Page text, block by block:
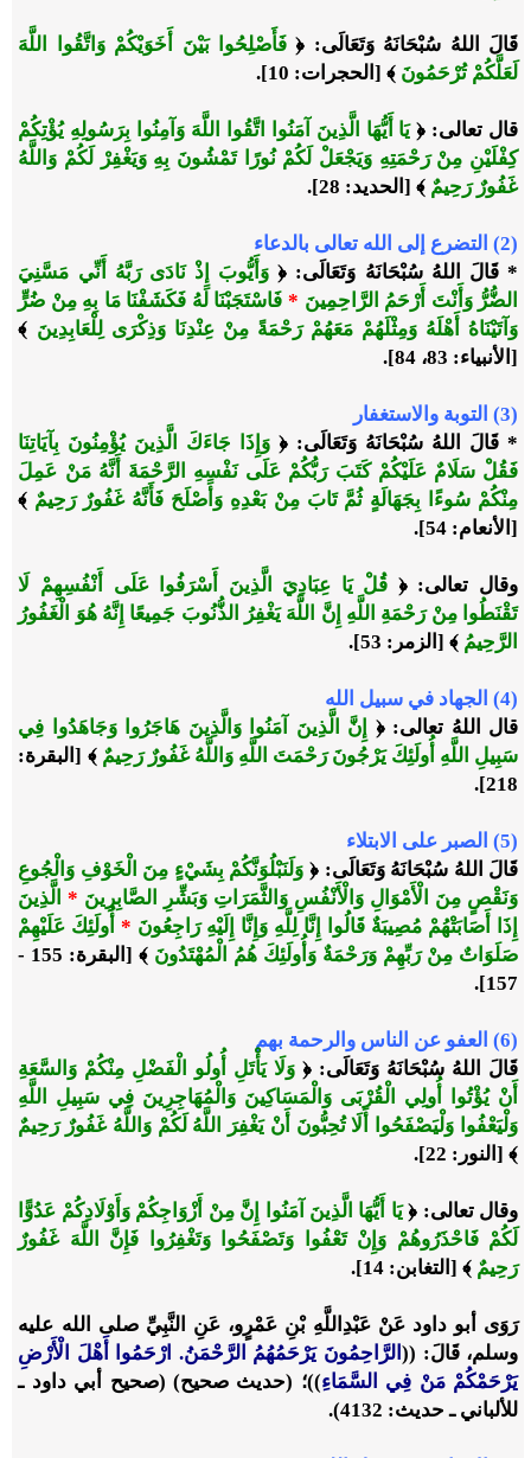
قَالَ اللهُ سُبْحَانَهُ وَتَعَالَى: ﴿ فَأَصْلِحُوا بَيْنَ أَخَوَيْكُمْ وَاتَّقُوا اللَّهَ
لَعَلَّكُمْ تُرْحَمُونَ ﴾ [الحجرات: 10].
قال تعالى: ﴿يَا أَيُّهَا الَّذِينَ آمَنُوا اتَّقُوا اللَّهَ وَآمِنُوا بِرَسُولِهِ يُؤْتِكُمْ
كِفْلَيْنِ مِنْ رَحْمَتِهِ وَيَجْعَلْ لَكُمْ نُورًا تَمْشُونَ بِهِ وَيَغْفِرْ لَكُمْ وَاللَّهُ
غَفُورٌ رَحِيمٌ ﴾ [الحديد: 28].
(2) التضرع إلى الله تعالى بالدعاء
* قَالَ اللهُ سُبْحَانَهُ وَتَعَالَى: ﴿ وَأَيُّوبَ إِذْ نَادَى رَبَّهُ أَنِّي مَسَّنِيَ
الضُّرُّ وَأَنْتَ أَرْحَمُ الرَّاحِمِينَ * فَاسْتَجَبْنَا لَهُ فَكَشَفْنَا مَا بِهِ مِنْ ضُرٍّ
وَآتَيْنَاهُ أَهْلَهُ وَمِثْلَهُمْ مَعَهُمْ رَحْمَةً مِنْ عِنْدِنَا وَذِكْرَى لِلْعَابِدِينَ ﴾
[الأنبياء: 83، 84].
(3) التوبة والاستغفار
* قَالَ اللهُ سُبْحَانَهُ وَتَعَالَى: ﴿ وَإِذَا جَاءَكَ الَّذِينَ يُؤْمِنُونَ بِآيَاتِنَا
فَقُلْ سَلَامٌ عَلَيْكُمْ كَتَبَ رَبُّكُمْ عَلَى نَفْسِهِ الرَّحْمَةَ أَنَّهُ مَنْ عَمِلَ
مِنْكُمْ سُوءًا بِجَهَالَةٍ ثُمَّ تَابَ مِنْ بَعْدِهِ وَأَصْلَحَ فَأَنَّهُ غَفُورٌ رَحِيمٌ ﴾
[الأنعام: 54].
وقال تعالى: ﴿ قُلْ يَا عِبَادِيَ الَّذِينَ أَسْرَفُوا عَلَى أَنْفُسِهِمْ لَا
تَقْنَطُوا مِنْ رَحْمَةِ اللَّهِ إِنَّ اللَّهَ يَغْفِرُ الذُّنُوبَ جَمِيعًا إِنَّهُ هُوَ الْغَفُورُ
الرَّحِيمُ ﴾ [الزمر: 53].
(4) الجهاد في سبيل الله
قال اللهُ تعالى: ﴿ إِنَّ الَّذِينَ آمَنُوا وَالَّذِينَ هَاجَرُوا وَجَاهَدُوا فِي
سَبِيلِ اللَّهِ أُولَئِكَ يَرْجُونَ رَحْمَتَ اللَّهِ وَاللَّهُ غَفُورٌ رَحِيمٌ ﴾ [البقرة:
218].
(5) الصبر على الابتلاء
قَالَ اللهُ سُبْحَانَهُ وَتَعَالَى: ﴿ وَلَنَبْلُوَنَّكُمْ بِشَيْءٍ مِنَ الْخَوْفِ وَالْجُوعِ
وَنَقْصٍ مِنَ الْأَمْوَالِ وَالْأَنْفُسِ وَالثَّمَرَاتِ وَبَشِّرِ الصَّابِرِينَ *الَّذِينَ
إِذَا أَصَابَتْهُمْ مُصِيبَةٌ قَالُوا إِنَّا لِلَّهِ وَإِنَّا إِلَيْهِ رَاجِعُونَ *أُولَئِكَ عَلَيْهِمْ
صَلَوَاتٌ مِنْ رَبِّهِمْ وَرَحْمَةٌ وَأُولَئِكَ هُمُ الْمُهْتَدُونَ
﴾ [البقرة: 155 -
157].
(6) العفو عن الناس والرحمة بهم
قَالَ اللهُ سُبْحَانَهُ وَتَعَالَى: ﴿ وَلَا يَأْتَلِ أُولُو الْفَضْلِ مِنْكُمْ وَالسَّعَةِ
أَنْ يُؤْتُوا أُولِي الْقُرْبَى وَالْمَسَاكِينَ وَالْمُهَاجِرِينَ فِي سَبِيلِ اللَّهِ
وَلْيَعْفُوا وَلْيَصْفَحُوا أَلَا تُحِبُّونَ أَنْ يَغْفِرَ اللَّهُ لَكُمْ وَاللَّهُ غَفُورٌ رَحِيمٌ
﴾ [النور: 22].
وقال تعالى: ﴿يَا أَيُّهَا الَّذِينَ آمَنُوا إِنَّ مِنْ أَزْوَاجِكُمْ وَأَوْلَادِكُمْ عَدُوًّا
لَكُمْ فَاحْذَرُوهُمْ وَإِنْ تَعْفُوا وَتَصْفَحُوا وَتَغْفِرُوا فَإِنَّ اللَّهَ غَفُورٌ
رَحِيمٌ ﴾ [التغابن: 14].
رَوَى أبو داود عَنْ عَبْدِاللَّهِ بْنِ عَمْرٍو، عَنِ النَّبِيِّ صلى الله عليه
وسلم، قَالَ: (( الرَّاحِمُونَ يَرْحَمُهُمُ الرَّحْمَنُ. ارْحَمُوا أَهْلَ الْأَرْضِ
يَرْحَمْكُمْ مَنْ فِي السَّمَاءِ))؛ (حديث صحيح) (صحيح أبي داود ـ
للألباني ـ حديث: 4132).